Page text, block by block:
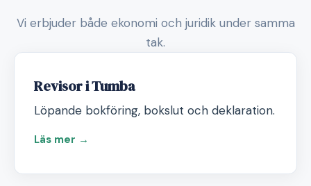
Vi erbjuder både ekonomi och juridik under samma
tak.
Revisor i Tumba
Löpande bokföring, bokslut och deklaration.
Läs mer →